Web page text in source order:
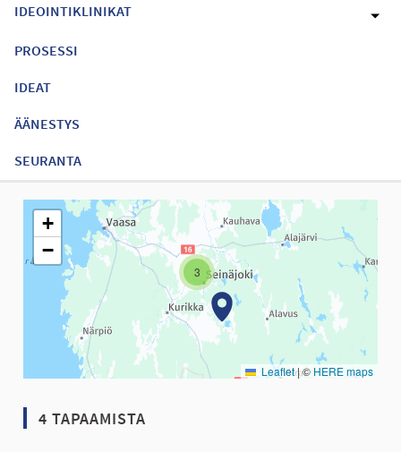
IDEOINTIKLINIKAT
PROSESSI
IDEAT
ÄÄNESTYS
SEURANTA
Seuraavassa elementissä on kartta, joka esittää tämän
3
+
−
Leaflet|© HERE maps
4 TAPAAMISTA